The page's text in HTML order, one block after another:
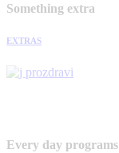
Something extra
EXTRAS
Every day programs